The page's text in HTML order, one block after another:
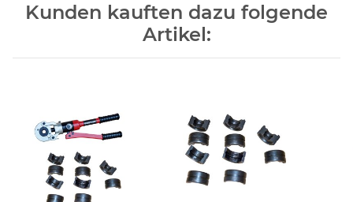
Kunden kauften dazu folgende
Artikel: